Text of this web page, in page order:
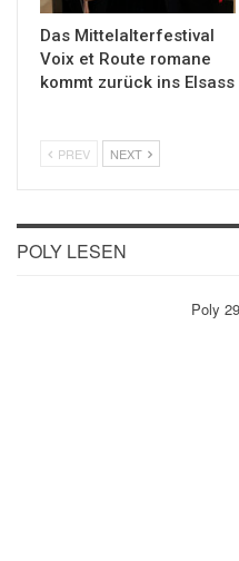
Das Mittelalterfestival
Voix et Route romane
kommt zurück ins Elsass
PREV NEXT
POLY LESEN
Poly